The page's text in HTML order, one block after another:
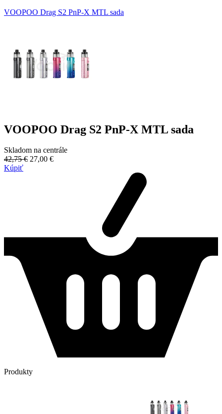
VOOPOO Drag S2 PnP-X MTL sada
VOOPOO Drag S2 PnP-X MTL sada
Skladom na centrále
42,75 € 27,00 €
Kúpiť
Produkty